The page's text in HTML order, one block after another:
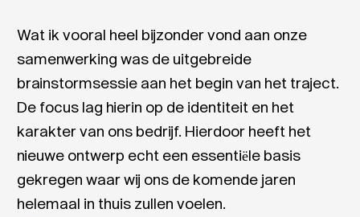
Wat ik vooral heel bijzonder vond aan onze
samenwerking was de uitgebreide
brainstormsessie aan het begin van het traject.
De focus lag hierin op de identiteit en het
karakter van ons bedrijf. Hierdoor heeft het
nieuwe ontwerp echt een essentiële basis
gekregen waar wij ons de komende jaren
helemaal in thuis zullen voelen.